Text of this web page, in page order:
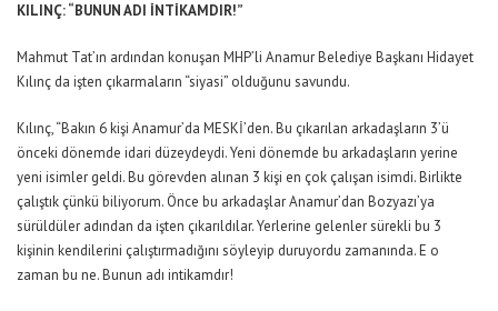
KILINÇ: “BUNUN ADI İNTİKAMDIR!”
Mahmut Tat’ın ardından konuşan MHP’li Anamur Belediye Başkanı Hidayet
Kılınç da işten çıkarmaların “siyasi” olduğunu savundu.
Kılınç, “Bakın 6 kişi Anamur’da MESKİ’den. Bu çıkarılan arkadaşların 3’ü
önceki dönemde idari düzeydeydi. Yeni dönemde bu arkadaşların yerine
yeni isimler geldi. Bu görevden alınan 3 kişi en çok çalışan isimdi. Birlikte
çalıştık çünkü biliyorum. Önce bu arkadaşlar Anamur’dan Bozyazı’ya
sürüldüler adından da işten çıkarıldılar. Yerlerine gelenler sürekli bu 3
kişinin kendilerini çalıştırmadığını söyleyip duruyordu zamanında. E o
zaman bu ne. Bunun adı intikamdır!